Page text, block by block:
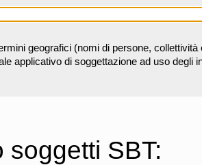
geografici (nomi di persone,
applicativo di soggettazione ad uso degli
soggetti SBT: